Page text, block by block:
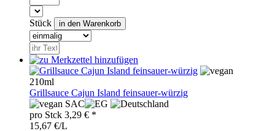
Stück
210ml
Grillsauce Cajun Island feinsauer-würzig
SAC
pro Stck 3,29 € *
15,67 €/L